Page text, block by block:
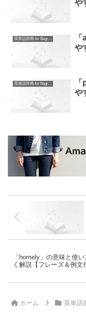
や
英単語辞典 for Beginners
や
英単語辞典 for Beginners
や
「homely」の意味と使
く解説【フレーズ＆例文
ホーム 英単語